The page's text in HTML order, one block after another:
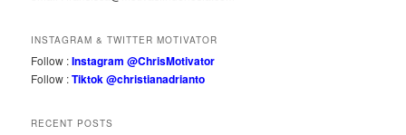
INSTAGRAM & TWITTER MOTIVATOR
Follow :Instagram @ChrisMotivator
Follow :Tiktok @christianadrianto
RECENT POSTS